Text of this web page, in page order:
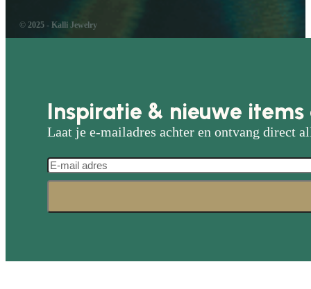
© 2025 - Kalli Jewelry
Inspiratie & nieuwe
Laat je e-mailadres achter en ontvang direct